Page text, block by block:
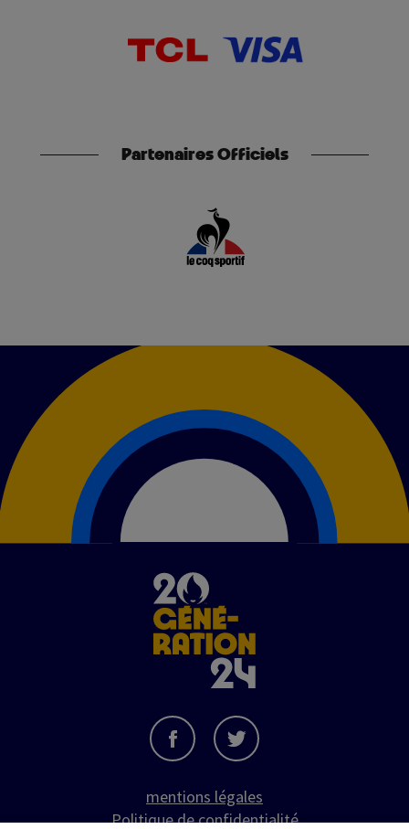
Partenaires Officiels
mentions légales
Politique de confidentialité